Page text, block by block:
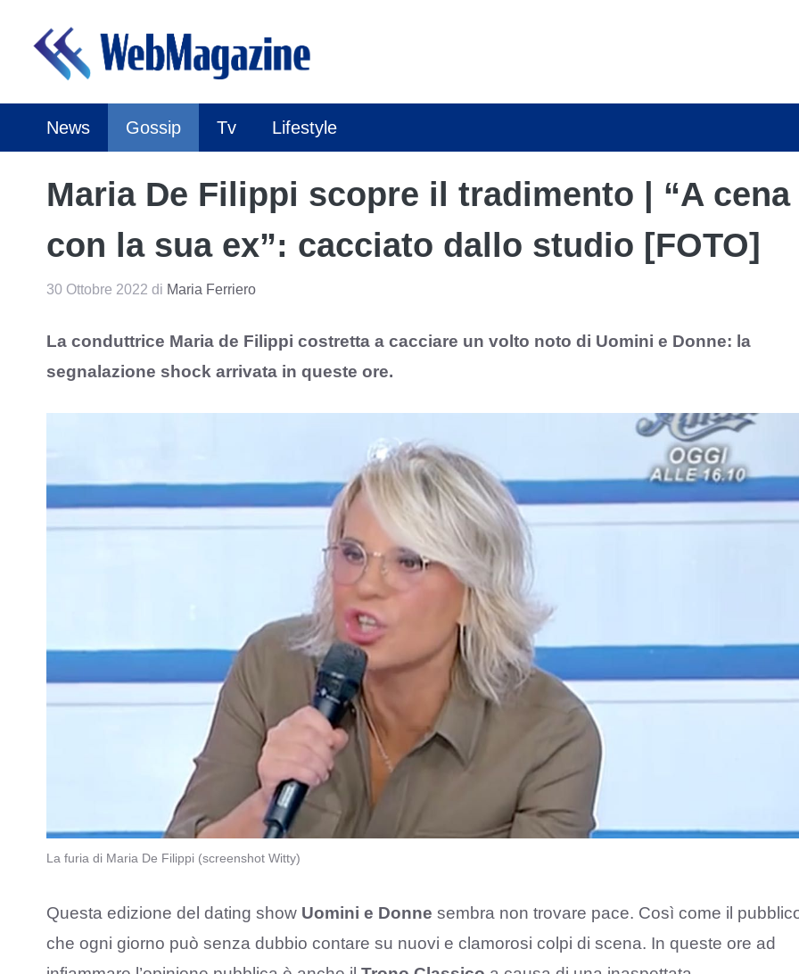
contenuto
News Gossip Tv Lifestyle
Maria De Filippi scopre il tradimento | “A cena
con la sua ex”: cacciato dallo studio [FOTO]
30 Ottobre 2022 di Maria Ferriero
La conduttrice Maria de Filippi costretta a cacciare un volto noto di Uomini e Donne: la
segnalazione shock arrivata in queste ore.
La furia di Maria De Filippi (screenshot Witty)
Questa edizione del dating show Uomini e Donne sembra non trovare pace. Così come il
che ogni giorno può senza dubbio contare su nuovi e clamorosi colpi di scena. In queste ore ad